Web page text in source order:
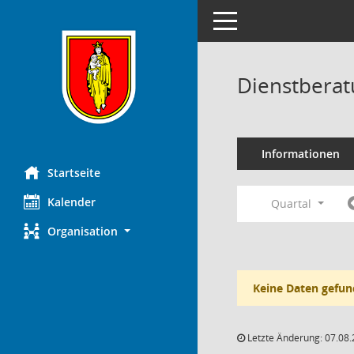
Startseite
Kalender
Organisation
Toggle navigation
Informationen
Quartal
Keine Daten
Letzte Änderung: